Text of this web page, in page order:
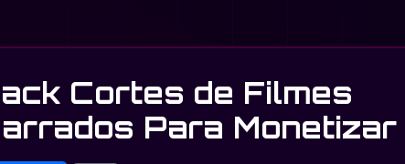
Cortes de Filmes
Para Monetizar